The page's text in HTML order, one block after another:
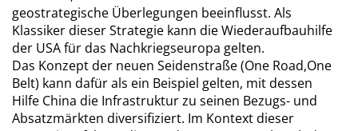
geostrategische Überlegungen beeinflusst. Als
Klassiker dieser Strategie kann die Wiederaufbauhilfe
der USA für das Nachkriegseuropa gelten.
Das Konzept der neuen Seidenstraße (One Road,One
Belt) kann dafür als ein Beispiel gelten, mit dessen
Hilfe China die Infrastruktur zu seinen Bezugs- und
Absatzmärkten diversifiziert. Im Kontext dieser